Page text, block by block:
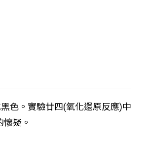
色。實驗廿四(氧化還原反應)中
疑。